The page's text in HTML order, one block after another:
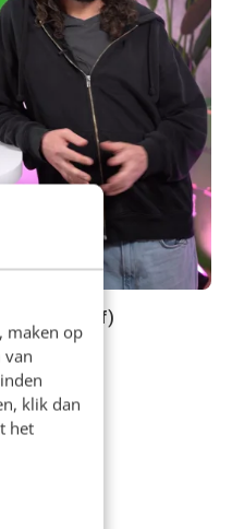
maken op
van
klik dan
het
(archief)